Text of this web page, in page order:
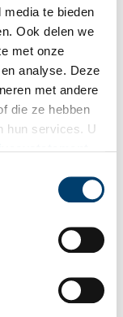
te bieden
Ook delen we
met onze
analyse. Deze
met andere
die ze hebben
hun services. U
duurt het niet
echo van je
signaal van je
in het
geweest.’
onze
een beeld van
Deze